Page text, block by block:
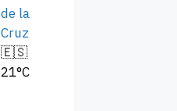
de la
Cruz
🇪🇸
21°C